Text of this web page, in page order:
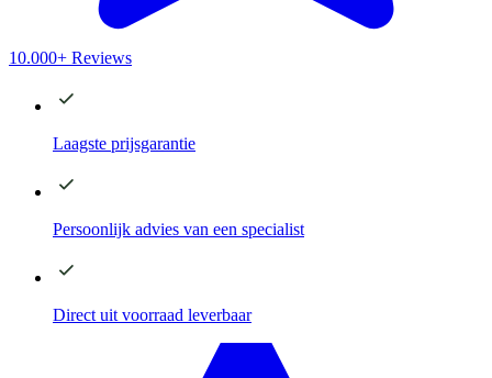
10.000+ Reviews
Laagste prijsgarantie
Persoonlijk advies van een specialist
Direct uit voorraad leverbaar